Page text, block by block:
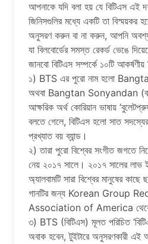
আপনাকে যদি বলা হয় যে বিটিএস এই
জিনিসগুলির মধ্যে একটি তা বিস্ময়কর
অনুসরণ করুন বা না করুন, আপনি
যা বিলবোর্ডের সমস্ত রেকর্ড ভেঙে
জানবো বিটিএস সম্পর্কে ১০টি আকর্ষণীয়
১) BTS এর পুরো নাম হলো
অথবা Bangtan Sonyandan
আক্ষরিক অর্থ কোরিয়ান ভাষায়
বলতে গেলে, বিটিএস হলো সাত
প্রখ্যাত বয় ব্যান্ড।
২) তারা পুরো বিশ্বের সংগীত জগতে
নেয় ২০১৭ সালে। ২০১৭ সালের লাভ
অ্যালবামটি সারা বিশ্বের মানুষের
গানটির জন্য Korean Group
Association of America থেকে
৩) BTS (বিটিএস) মূলত পরিচিত
অবাক হবেন, টুইটারে অনুসরণকারী এই